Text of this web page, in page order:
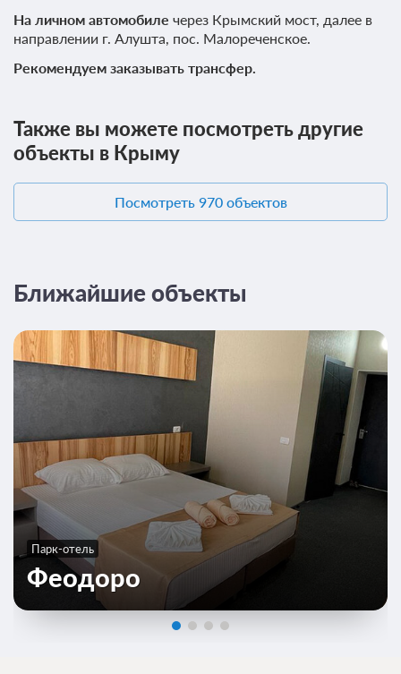
На личном автомобиле через Крымский мост, далее в
направлении г. Алушта, пос. Малореченское.
Рекомендуем заказывать трансфер.
Также вы можете посмотреть другие
объекты в Крыму
Посмотреть 970 объектов
Ближайшие объекты
Парк-отель
Феодоро